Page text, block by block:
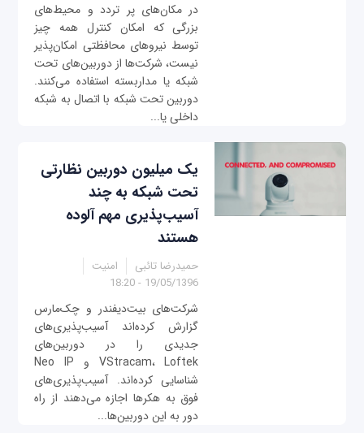
در مکان‌های پر تردد و محیط‌های
بزرگی که امکان کنترل همه چیز
توسط نیروهای محافظتی امکان‌پذیر
نیست، شرکت‌ها از دوربین‌های تحت
شبکه یا مداربسته استفاده می‌کنند.
دوربین تحت شبکه با اتصال به شبکه
داخلی یا...
یک میلیون دوربین‌ نظارتی
تحت شبکه به چند
آسیب‌پذیری مهم آلوده
هستند
حمیدرضا تائبی
امنیت
19/05/1396 - 18:20
شرکت‌های بیت‌دیفندر و چک‌مارس
گزارش کرده‌اند آسیب‌پذیری‌های
جدیدی را در دوربین‌های
VStracam، Loftek و Neo IP
شناسایی کرده‌اند. آسیب‌پذیری‌های
فوق به هکرها اجازه می‌دهند از راه
دور به این دوربین‌ها...